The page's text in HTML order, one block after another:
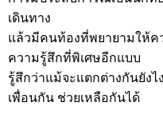
เดินทาง
แล้วมีคนท้องที่พยายามให้ค
ความรู้สึกที่พิเศษอีกแบบ
รู้สึกว่าแม้จะแตกต่างกันยังไ
เพื่อนกัน ช่วยเหลือกันได้